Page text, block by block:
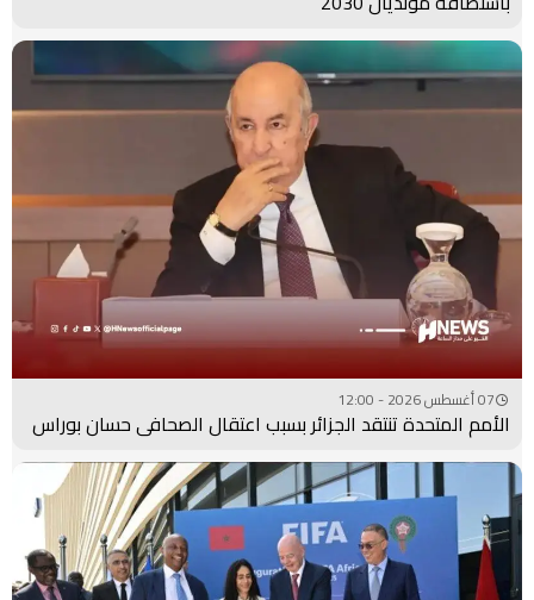
07 أغسطس 2026 - 12:00
الأمم المتحدة تنتقد الجزائر بسبب اعتقال الصحافي حسان بوراس